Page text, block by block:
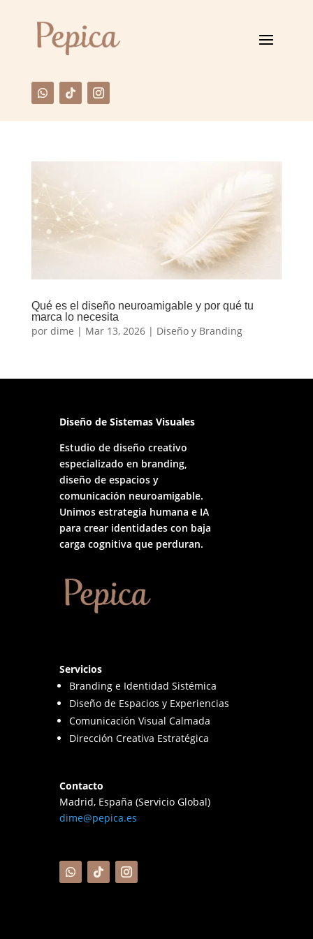
Qué es el diseño neuroamigable y por qué tu
marca lo necesita
por dime | Mar 13, 2026| Diseño y Branding
Diseño de Sistemas Visuales
Estudio de diseño creativo
especializado en branding,
diseño de espacios y
comunicación neuroamigable.
Unimos estrategia humana e IA
para crear identidades con baja
carga cognitiva que perduran.
Servicios
Branding e Identidad Sistémica
Diseño de Espacios y Experiencias
Comunicación Visual Calmada
Dirección Creativa Estratégica
Contacto
Madrid, España (Servicio Global)
dime@pepica.es